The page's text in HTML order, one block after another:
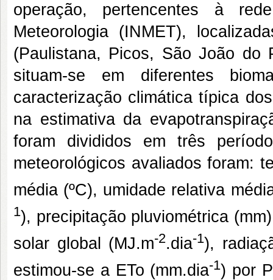
operação, pertencentes à
Meteorologia (INMET),
(Paulistana, Picos, São João do
situam-se em diferentes
caracterização climática típica
na estimativa da
foram divididos em três
meteorológicos avaliados foram:
média (ºC), umidade relativa
1), precipitação pluviométrica
solar global (MJ.m-2.dia-1),
estimou-se a ETo (mm.dia-1) por